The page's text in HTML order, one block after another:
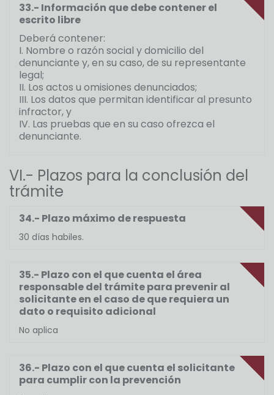
33.- Información que debe contener el
escrito libre
Deberá contener:
I. Nombre o razón social y domicilio del
denunciante y, en su caso, de su representante
legal;
II. Los actos u omisiones denunciados;
III. Los datos que permitan identificar al presunto
infractor, y
IV. Las pruebas que en su caso ofrezca el
denunciante.
VI.- Plazos para la conclusión del
trámite
34.- Plazo máximo de respuesta
30 días habiles.
35.- Plazo con el que cuenta el área
responsable del trámite para prevenir al
solicitante en el caso de que requiera un
dato o requisito adicional
No aplica
36.- Plazo con el que cuenta el solicitante
para cumplir con la prevención